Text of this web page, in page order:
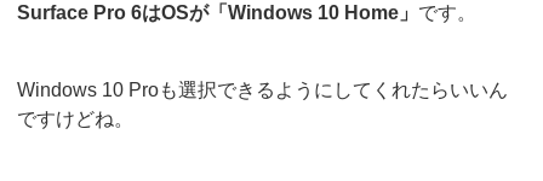
Surface Pro 6はOSが「Windows 10 Home」 です。
Windows 10 Proも選択できるようにしてくれたらいいん
ですけどね。